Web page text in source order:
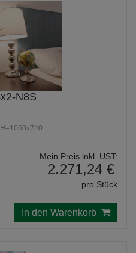
N8S
Mein Preis inkl. UST:
2.271,24 €
pro Stück
In den Warenkorb